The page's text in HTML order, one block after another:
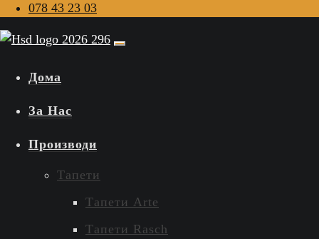
078 43 23 03
Дома
За Нас
Производи
Тапети
Тапети Arte
Тапети Rasch